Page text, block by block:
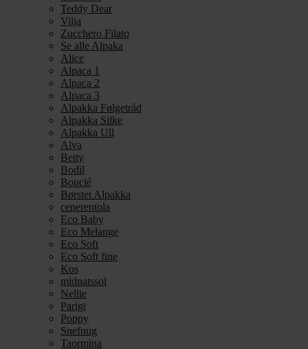
Teddy Dear
Vilja
Zucchero Filato
Se alle Alpaka
Alice
Alpaca 1
Alpaca 2
Alpaca 3
Alpakka Følgetråd
Alpakka Silke
Alpakka Ull
Alva
Betty
Bodil
Bouclé
Børstet Alpakka
cenerentola
Eco Baby
Eco Melange
Eco Soft
Eco Soft fine
Kos
midnatssol
Nellie
Parigi
Poppy
Snefnug
Taormina